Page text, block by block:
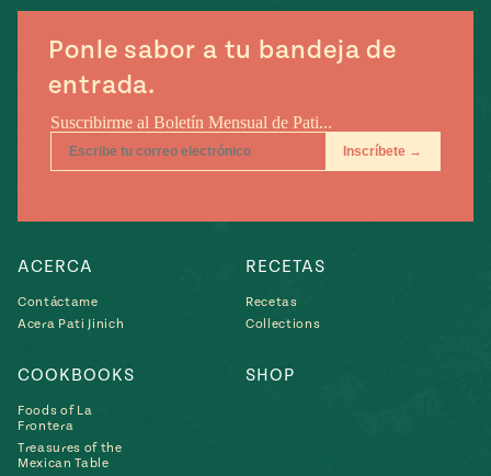
Ponle sabor a tu bandeja de
entrada.
ACERCA
Contáctame
Acera Pati Jinich
RECETAS
Recetas
Collections
COOKBOOKS
Foods of La
Frontera
Treasures of the
Mexican Table
SHOP